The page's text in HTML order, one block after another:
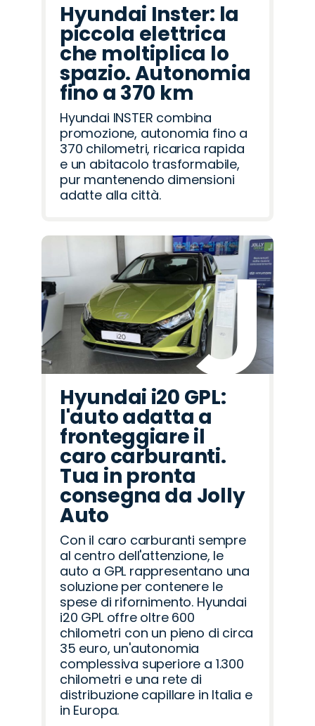
Hyundai Inster: la
piccola elettrica
che moltiplica lo
spazio. Autonomia
fino a 370 km
Hyundai INSTER combina
promozione, autonomia fino a
370 chilometri, ricarica rapida
e un abitacolo trasformabile,
pur mantenendo dimensioni
adatte alla città.
Hyundai i20 GPL:
l'auto adatta a
fronteggiare il
caro carburanti.
Tua in pronta
consegna da Jolly
Auto
Con il caro carburanti sempre
al centro dell'attenzione, le
auto a GPL rappresentano una
soluzione per contenere le
spese di rifornimento. Hyundai
i20 GPL offre oltre 600
chilometri con un pieno di circa
35 euro, un'autonomia
complessiva superiore a 1.300
chilometri e una rete di
distribuzione capillare in Italia e
in Europa.